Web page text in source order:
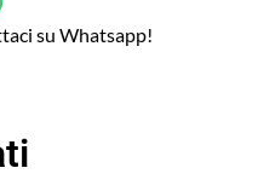
su Whatsapp!